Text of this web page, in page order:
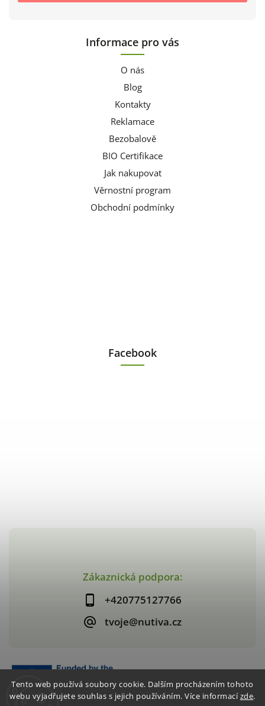
Tento web používá soubory cookie. Dalším procházením tohoto
webu vyjadřujete souhlas s jejich používáním. Více informacízde.
Zákaznická podpora:
+420775127766
tvoje@nutiva.cz
Informace pro vás
O nás
Blog
Kontakty
Reklamace
Bezobalově
BIO Certifikace
Jak nakupovat
Věrnostní program
Obchodní podmínky
Facebook